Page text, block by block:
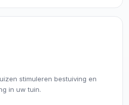
stimuleren bestuiving en
in uw tuin.